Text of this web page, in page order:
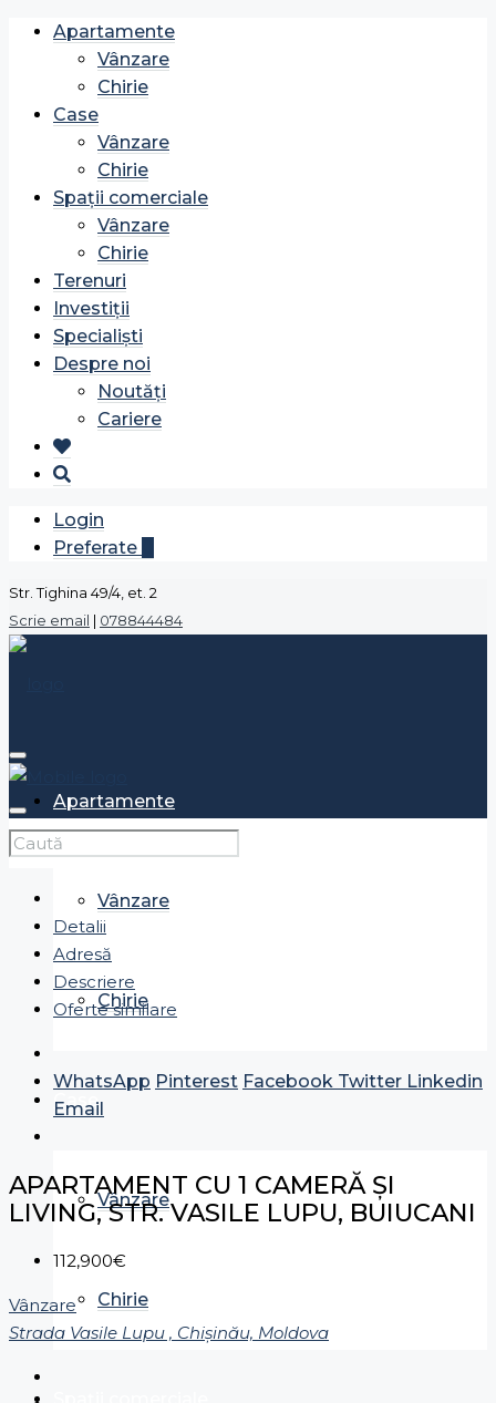
Apartamente
Vânzare
Chirie
Case
Vânzare
Chirie
Spații comerciale
Vânzare
Chirie
Terenuri
Investiții
Specialiști
Despre noi
Noutăți
Cariere
Login
Preferate
Str. Tighina 49/4, et. 2
Scrie email | 078844484
Apartamente
Vânzare
Chirie
Case
Vânzare
Chirie
Detalii
Adresă
Descriere
Oferte similare
WhatsApp Pinterest Facebook Twitter Linkedin
Email
APARTAMENT CU 1 CAMERĂ ȘI
LIVING, STR. VASILE LUPU, BUIUCANI
112,900€
Vânzare
Strada Vasile Lupu , Chișinău, Moldova